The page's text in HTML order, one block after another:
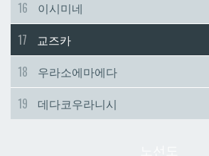
16
이시미네
17
교즈카
18
우라소에마에다
19
데다코우라니시